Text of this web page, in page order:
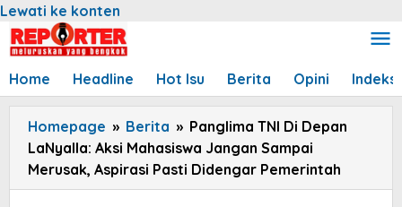
Lewati ke konten
Home Headline Hot Isu Berita Opini Indeks
Homepage » Berita » Panglima TNI Di Depan
LaNyalla: Aksi Mahasiswa Jangan Sampai
Merusak, Aspirasi Pasti Didengar Pemerintah